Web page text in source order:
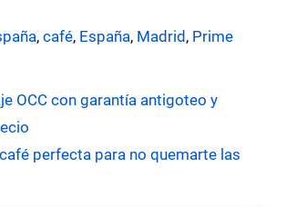
,café, España, Madrid, Prime
OCC con garantía antigoteo y
perfecta para no quemarte las